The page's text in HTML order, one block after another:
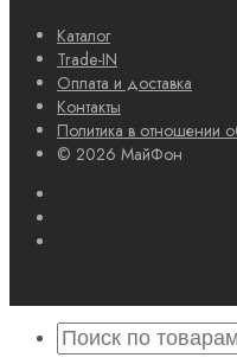
Каталог
Trade-IN
Оплата и доставка
Контакты
Политика в отношении
© 2026 МайФон